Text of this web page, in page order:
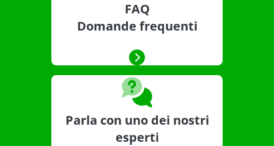
FAQ
Domande frequenti
Parla con uno dei nostri
esperti